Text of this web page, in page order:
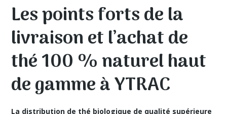
Les points forts de la
livraison et l’achat de
thé 100 % naturel haut
de gamme à YTRAC
La distribution de thé biologique de qualité supérieure